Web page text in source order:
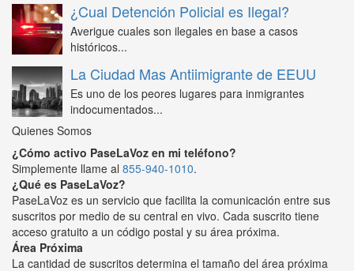
¿Cual Detención Policial es Ilegal?
Averigue cuales son ilegales en base a casos
históricos...
La Ciudad Mas Antiimigrante de EEUU
Es uno de los peores lugares para inmigrantes
indocumentados...
Quienes Somos
¿Cómo activo PaseLaVoz en mi teléfono?
Simplemente llame al 855-940-1010.
¿Qué es PaseLaVoz?
PaseLaVoz es un servicio que facilita la comunicación entre sus
suscritos por medio de su central en vivo. Cada suscrito tiene
acceso gratuito a un código postal y su área próxima.
Área Próxima
La cantidad de suscritos determina el tamaño del área próxima